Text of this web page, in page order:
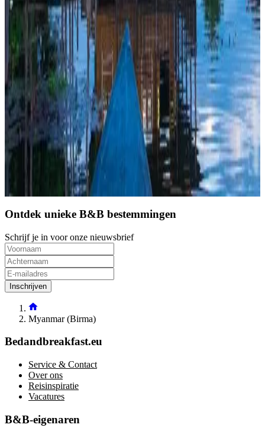
9.7
Direct reserveren
Ontdek unieke B&B bestemmingen
Schrijf je in voor onze nieuwsbrief
Inschrijven
Myanmar (Birma)
Bedandbreakfast.eu
Service & Contact
Over ons
Reisinspiratie
Vacatures
B&B-eigenaren